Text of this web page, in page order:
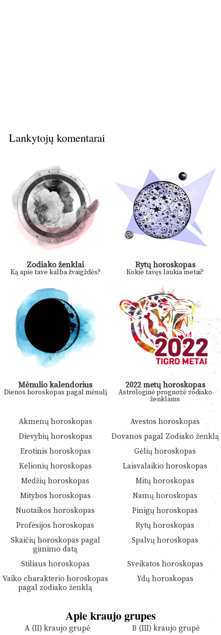
Lankytojų komentarai
Zodiako ženklai
Ką apie tave kalba žvaigždės?
Rytų horoskopas
Kokie tavęs laukia metai?
Mėnulio kalendorius
Dienos horoskopas pagal mėnulį
2022 metų horoskopas
Astrologinė prognozė zodiako
ženklams
Akmenų horoskopas
Avestos horoskopas
Dievybių horoskopas
Dovanos pagal Zodiako ženklą
Erotinis horoskopas
Gėlių horoskopas
Kelionių horoskopas
Laisvalaikio horoskopas
Medžių horoskopas
Mitų horoskopas
Mitybos horoskopas
Namų horoskopas
Nuotaikos horoskopas
Pinigų horoskopas
Profesijos horoskopas
Rytų horoskopas
Skaičių horoskopas pagal
gimimo datą
Spalvų horoskopas
Stiliaus horoskopas
Sveikatos horoskopas
Vaiko charakterio horoskopas
pagal zodiako ženklą
Ydų horoskopas
Apie kraujo grupes
A (II) kraujo grupė
B (III) kraujo grupė